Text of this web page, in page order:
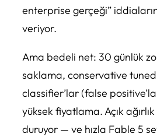
enterprise gerçeği”
veriyor.
Ama bedeli net: 30 günlük
saklama, conservative
classifier’lar (false
yüksek fiyatlama. Açık
duruyor — ve hızla Fable 5